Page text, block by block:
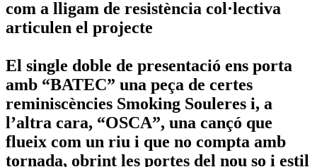
com a lligam de resistència col·lectiva
articulen el projecte
El single doble de presentació ens porta
amb “BATEC” una peça de certes
reminiscències Smoking Souleres i, a
l’altra cara, “OSCA”, una cançó que
flueix com un riu i que no compta amb
tornada, obrint les portes del nou so i estil